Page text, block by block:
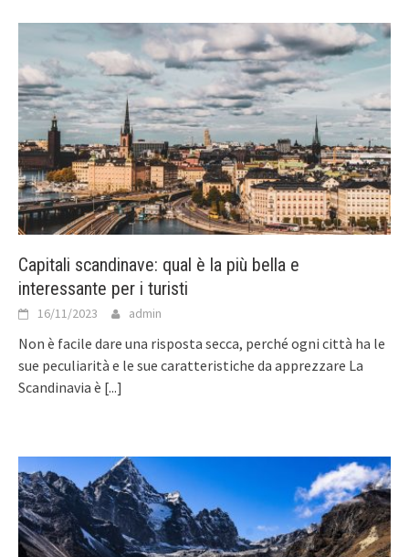
Capitali scandinave: qual è la più bella e
interessante per i turisti
16/11/2023 admin
Non è facile dare una risposta secca, perché ogni città ha le
sue peculiarità e le sue caratteristiche da apprezzare La
Scandinavia è [...]